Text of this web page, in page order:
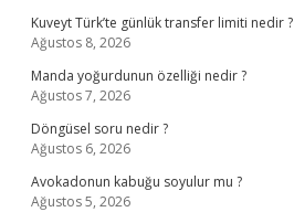
Kuveyt Türk’te günlük transfer limiti nedir ?
Ağustos 8, 2026
Manda yoğurdunun özelliği nedir ?
Ağustos 7, 2026
Döngüsel soru nedir ?
Ağustos 6, 2026
Avokadonun kabuğu soyulur mu ?
Ağustos 5, 2026